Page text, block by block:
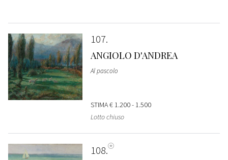
107
ANGIOLO D'ANDREA
Al pascolo
STIMA€ 1.200 - 1.500
Lotto chiuso
108